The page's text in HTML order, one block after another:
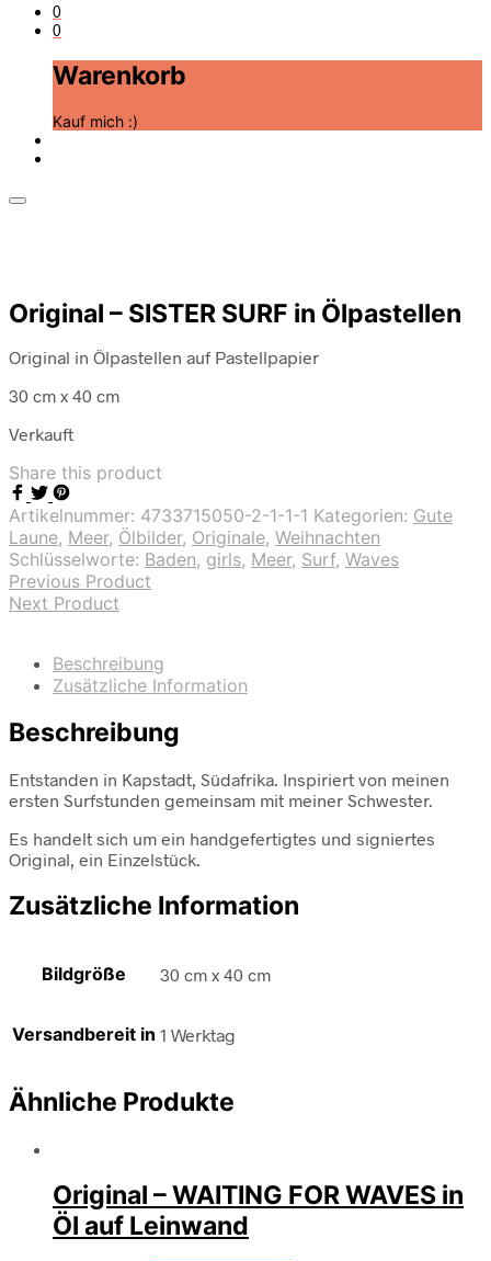
0
0
Warenkorb
Kauf mich :)
Original – SISTER SURF in Ölpastellen
Original in Ölpastellen auf Pastellpapier
30 cm x 40 cm
Verkauft
Share this product
Artikelnummer: 4733715050-2-1-1-1 Kategorien: Gute
Laune, Meer, Ölbilder, Originale, Weihnachten
Schlüsselworte: Baden, girls, Meer, Surf, Waves
Previous Product
Next Product
Beschreibung
Zusätzliche Information
Beschreibung
Entstanden in Kapstadt, Südafrika. Inspiriert von meinen
ersten Surfstunden gemeinsam mit meiner Schwester.
Es handelt sich um ein handgefertigtes und signiertes
Original, ein Einzelstück.
Zusätzliche Information
Bildgröße 30 cm x 40 cm
Versandbereit in 1 Werktag
Ähnliche Produkte
Original – WAITING FOR WAVES in
Öl auf Leinwand